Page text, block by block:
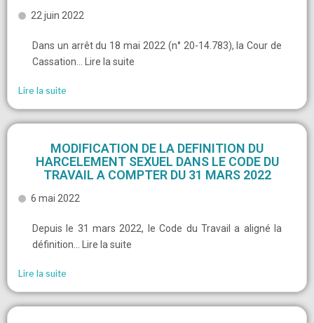
22 juin 2022
Dans un arrêt du 18 mai 2022 (n° 20-14.783), la Cour de
Cassation… Lire la suite
Lire la suite
MODIFICATION DE LA DEFINITION DU
HARCELEMENT SEXUEL DANS LE CODE DU
TRAVAIL A COMPTER DU 31 MARS 2022
6 mai 2022
Depuis le 31 mars 2022, le Code du Travail a aligné la
définition… Lire la suite
Lire la suite